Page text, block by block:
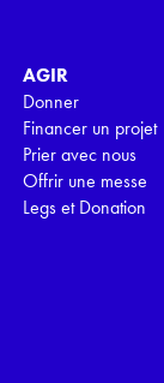
AGIR
Donner
Financer un projet
Prier avec nous
Offrir une messe
Legs et Donation